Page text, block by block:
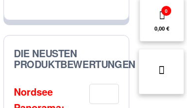
DIE NEUSTEN
PRODUKTBEWERTUNGEN
Nordsee
0
0,00 €